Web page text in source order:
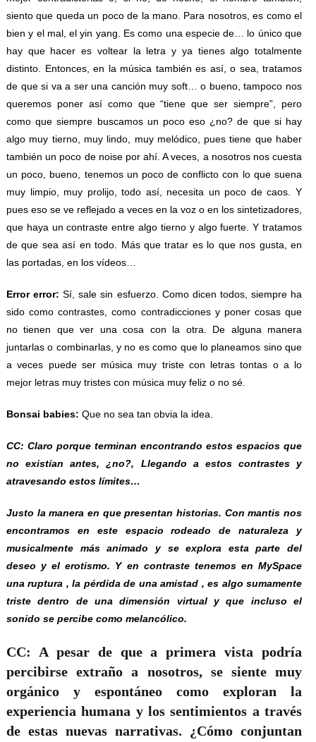
siento que queda un poco de la mano. Para nosotros, es como el
bien y el mal, el yin yang. Es como una especie de… lo único que
hay que hacer es voltear la letra y ya tienes algo totalmente
distinto. Entonces, en la música también es así, o sea, tratamos
de que si va a ser una canción muy soft… o bueno, tampoco nos
queremos poner así como que “tiene que ser siempre”, pero
como que siempre buscamos un poco eso ¿no? de que si hay
algo muy tierno, muy lindo, muy melódico, pues tiene que haber
también un poco de noise por ahí. A veces, a nosotros nos cuesta
un poco, bueno, tenemos un poco de conflicto con lo que suena
muy limpio, muy prolijo, todo así, necesita un poco de caos. Y
pues eso se ve reflejado a veces en la voz o en los sintetizadores,
que haya un contraste entre algo tierno y algo fuerte. Y tratamos
de que sea así en todo. Más que tratar es lo que nos gusta, en
las portadas, en los vídeos…
Error error:Sí, sale sin esfuerzo. Como dicen todos, siempre ha
sido como contrastes, como contradicciones y poner cosas que
no tienen que ver una cosa con la otra. De alguna manera
juntarlas o combinarlas, y no es como que lo planeamos sino que
a veces puede ser música muy triste con letras tontas o a lo
mejor letras muy tristes con música muy feliz o no sé.
Bonsai babies: Que no sea tan obvia la idea.
CC: Claro porque terminan encontrando estos espacios que
no existían antes, ¿no?, Llegando a estos contrastes y
atravesando estos límites…
Justo la manera en que presentan historias. Con mantis nos
encontramos en este espacio rodeado de naturaleza y
musicalmente más animado y se explora esta parte del
deseo y el erotismo. Y en contraste tenemos en MySpace
una ruptura , la pérdida de una amistad , es algo sumamente
triste dentro de una dimensión virtual y que incluso el
sonido se percibe como melancólico.
CC: A pesar de que a primera vista podría
percibirse extraño a nosotros, se siente muy
orgánico y espontáneo como exploran la
experiencia humana y los sentimientos a través
de estas nuevas narrativas. ¿Cómo conjuntan